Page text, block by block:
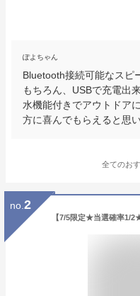
ぽよちゃん
Bluetooth接続可能なスピ
もちろん、USBで充電出
水機能付きでアウトドア
方に喜んでもらえると思い
全てのお
no. 2